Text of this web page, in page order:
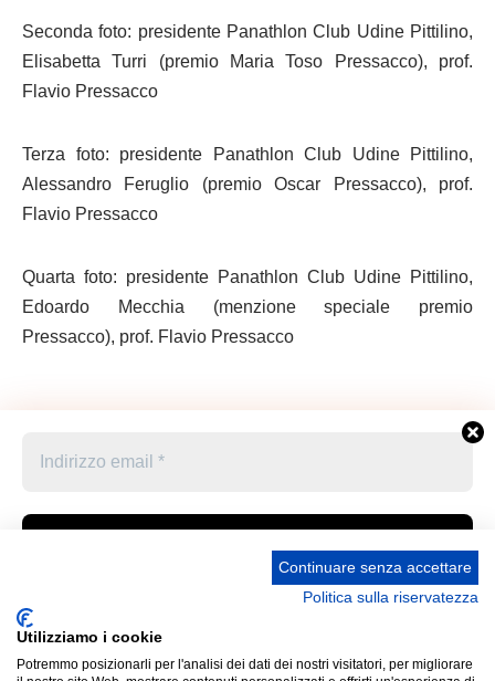
Seconda foto: presidente Panathlon Club Udine Pittilino,
Elisabetta Turri (premio Maria Toso Pressacco), prof.
Flavio Pressacco
Terza foto: presidente Panathlon Club Udine Pittilino,
Alessandro Feruglio (premio Oscar Pressacco), prof.
Flavio Pressacco
Quarta foto: presidente Panathlon Club Udine Pittilino,
Edoardo Mecchia (menzione speciale premio
Pressacco), prof. Flavio Pressacco
Accetto le condizioni generali e di ricevere le
newsletter
Privacy Policy –
UNIONE STAMPA SPORTIVA ITALIANA GRUPPO
FRIULI VENEZIA GIULIA “MARCO LUCHETTA” Corso
Continuare senza accettare
Politica sulla riservatezza
Utilizziamo i cookie
Potremmo posizionarli per l'analisi dei dati dei nostri visitatori, per migliorare